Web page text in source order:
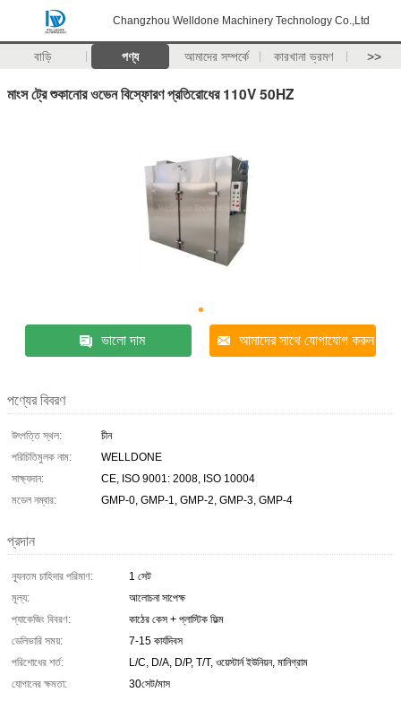
Changzhou Welldone Machinery Technology Co.,Ltd
বাড়ি পণ্য আমাদের সম্পর্কে কারখানা ভ্রমণ >>
মাংস ট্রে শুকানোর ওভেন বিস্ফোরণ প্রতিরোধের 110V 50HZ
ভালো দাম আমাদের সাথে যোগাযোগ করুন
পণ্যের বিবরণ
উৎপত্তি স্থল:
চীন
পরিচিতিমুলক নাম:
WELLDONE
সাক্ষ্যদান:
CE, ISO 9001: 2008, ISO 10004
মডেল নম্বার:
GMP-0, GMP-1, GMP-2, GMP-3, GMP-4
প্রদান
ন্যূনতম চাহিদার পরিমাণ:
1 সেট
মূল্য:
আলোচনা সাপেক্ষ
প্যাকেজিং বিবরণ:
কাঠের কেস + প্লাস্টিক ফিল্ম
ডেলিভারি সময়:
7-15 কার্যদিবস
পরিশোধের শর্ত:
L/C, D/A, D/P, T/T, ওয়েস্টার্ন ইউনিয়ন, মানিগ্রাম
যোগানের ক্ষমতা:
30সেট/মাস